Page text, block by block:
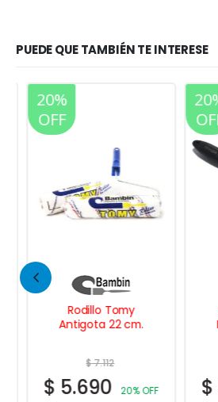
PUEDE QUE TAMBIÉN TE INTERESE
20%
OFF
Rodillo Tomy
Antigota 22 cm.
$7.112
$5.690 20% OFF $